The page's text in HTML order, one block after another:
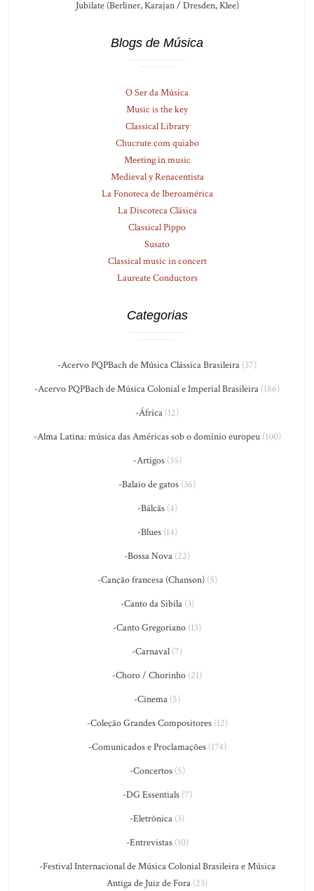
Jubilate (Berliner, Karajan / Dresden, Klee)
Blogs de Música
O Ser da Música
Music is the key
Classical Library
Chucrute com quiabo
Meeting in music
Medieval y Renacentista
La Fonoteca de Iberoamérica
La Discoteca Clásica
Classical Pippo
Susato
Classical music in concert
Laureate Conductors
Categorias
-Acervo PQPBach de Música Clássica Brasileira (37)
-Acervo PQPBach de Música Colonial e Imperial Brasileira (186)
-África (12)
-Alma Latina: música das Américas sob o domínio europeu(100)
-Artigos(35)
-Balaio de gatos (36)
-Bálcãs(4)
-Blues(14)
-Bossa Nova (22)
-Canção francesa (Chanson)(5)
-Canto da Sibila(3)
-Canto Gregoriano (13)
-Carnaval (7)
-Choro / Chorinho (21)
-Cinema (5)
-Coleção Grandes Compositores(12)
-Comunicados e Proclamações(174)
-Concertos(5)
-DG Essentials(7)
-Eletrônica (3)
-Entrevistas(10)
-Festival Internacional de Música Colonial Brasileira e Música
Antiga de Juiz de Fora (23)